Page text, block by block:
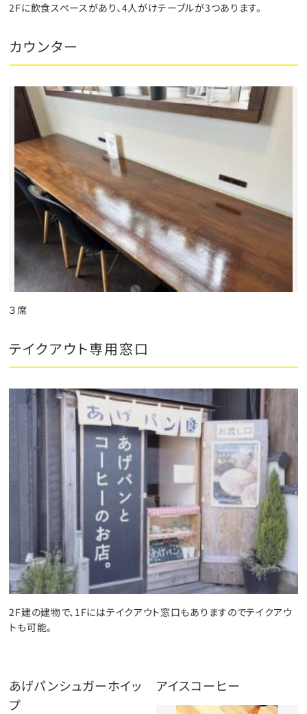
2Fに飲食スペースがあり、4人がけテーブルが3つあります。
カウンター
３席
テイクアウト専用窓口
2F建の建物で、1Fにはテイクアウト窓口もありますのでテイクアウ
トも可能。
あげパンシュガーホイッ
プ
アイスコーヒー